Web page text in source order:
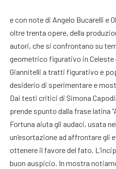
e con note di Angelo Bucarelli e
oltre trenta opere, della
autori, che si confrontano su
geometrico figurativo in
Giannitelli a tratti figurativo e
desiderio di sperimentare e
Dai testi critici di Simona
prende spunto dalla frase latina
Fortuna aiuta gli audaci, usata
un’esortazione ad affrontare gli
ottenere il favore del fato.
buon auspicio. In mostra